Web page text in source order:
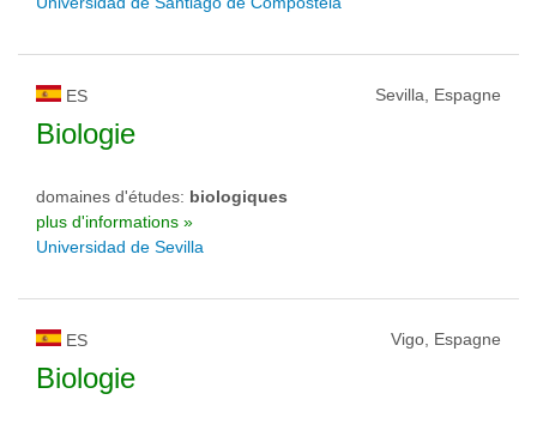
ES Sevilla, Espagne
Biologie
domaines d'études: biologiques
plus d'informations »
Universidad de Sevilla
ES Vigo, Espagne
Biologie